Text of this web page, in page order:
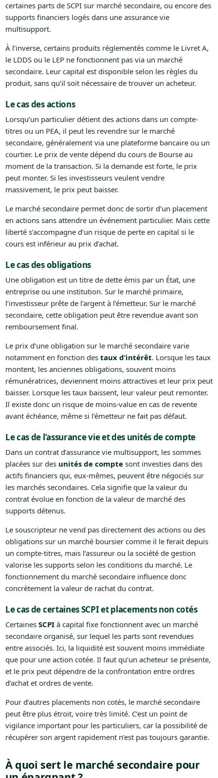
certaines parts de SCPI sur marché secondaire, ou encore des
supports financiers logés dans une assurance vie
multisupport.
À l’inverse, certains produits réglementés comme le Livret A,
le LDDS ou le LEP ne fonctionnent pas via un marché
secondaire. Leur capital est disponible selon les règles du
produit, sans qu’il soit nécessaire de trouver un acheteur.
Le cas des actions
Lorsqu’un particulier détient des actions dans un compte-
titres ou un PEA, il peut les revendre sur le marché
secondaire, généralement via une plateforme bancaire ou un
courtier. Le prix de vente dépend du cours de Bourse au
moment de la transaction. Si la demande est forte, le prix
peut monter. Si les investisseurs veulent vendre
massivement, le prix peut baisser.
Le marché secondaire permet donc de sortir d’un placement
en actions sans attendre un événement particulier. Mais cette
liberté s’accompagne d’un risque de perte en capital si le
cours est inférieur au prix d’achat.
Le cas des obligations
Une obligation est un titre de dette émis par un État, une
entreprise ou une institution. Sur le marché primaire,
l’investisseur prête de l’argent à l’émetteur. Sur le marché
secondaire, cette obligation peut être revendue avant son
remboursement final.
Le prix d’une obligation sur le marché secondaire varie
notamment en fonction des taux d’intérêt. Lorsque les taux
montent, les anciennes obligations, souvent moins
rémunératrices, deviennent moins attractives et leur prix peut
baisser. Lorsque les taux baissent, leur valeur peut remonter.
Il existe donc un risque de moins-value en cas de revente
avant échéance, même si l’émetteur ne fait pas défaut.
Le cas de l’assurance vie et des unités de compte
Dans un contrat d’assurance vie multisupport, les sommes
placées sur des unités de comptesont investies dans des
actifs financiers qui, eux-mêmes, peuvent être négociés sur
les marchés secondaires. Cela signifie que la valeur du
contrat évolue en fonction de la valeur de marché des
supports détenus.
Le souscripteur ne vend pas directement des actions ou des
obligations sur un marché boursier comme il le ferait depuis
un compte-titres, mais l’assureur ou la société de gestion
valorise les supports selon les conditions du marché. Le
fonctionnement du marché secondaire influence donc
concrètement la valeur de rachat du contrat.
Le cas de certaines SCPI et placements non cotés
Certaines SCPIà capital fixe fonctionnent avec un marché
secondaire organisé, sur lequel les parts sont revendues
entre associés. Ici, la liquidité est souvent moins immédiate
que pour une action cotée. Il faut qu’un acheteur se présente,
et le prix peut dépendre de la confrontation entre ordres
d’achat et ordres de vente.
Pour d’autres placements non cotés, le marché secondaire
peut être plus étroit, voire très limité. C’est un point de
vigilance important pour les particuliers, car la possibilité de
récupérer son argent rapidement n’est pas toujours garantie.
À quoi sert le marché secondaire pour